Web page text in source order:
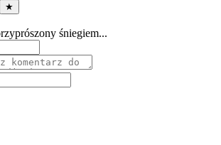
★
śniegiem...